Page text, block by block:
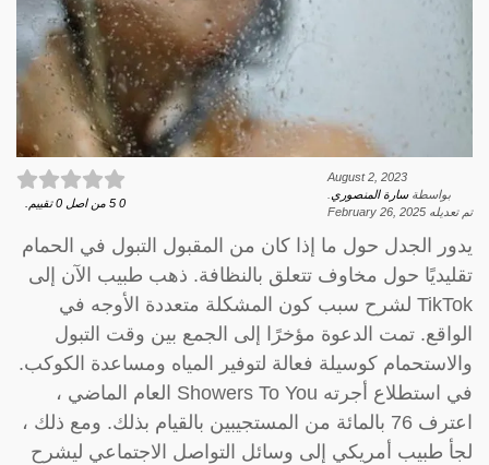
August 2, 2023
بواسطةسارة المنصوري
تم تعديله February 26, 2025
0
5 من اصل 0 تقييم.
يدور الجدل حول ما إذا كان من المقبول التبول في الحمام
تقليديًا حول مخاوف تتعلق بالنظافة. ذهب طبيب الآن إلى
TikTok لشرح سبب كون المشكلة متعددة الأوجه في
الواقع. تمت الدعوة مؤخرًا إلى الجمع بين وقت التبول
والاستحمام كوسيلة فعالة لتوفير المياه ومساعدة الكوكب.
في استطلاع أجرته Showers To You العام الماضي ،
اعترف 76 بالمائة من المستجيبين بالقيام بذلك. ومع ذلك ،
لجأ طبيب أمريكي إلى وسائل التواصل الاجتماعي ليشرح